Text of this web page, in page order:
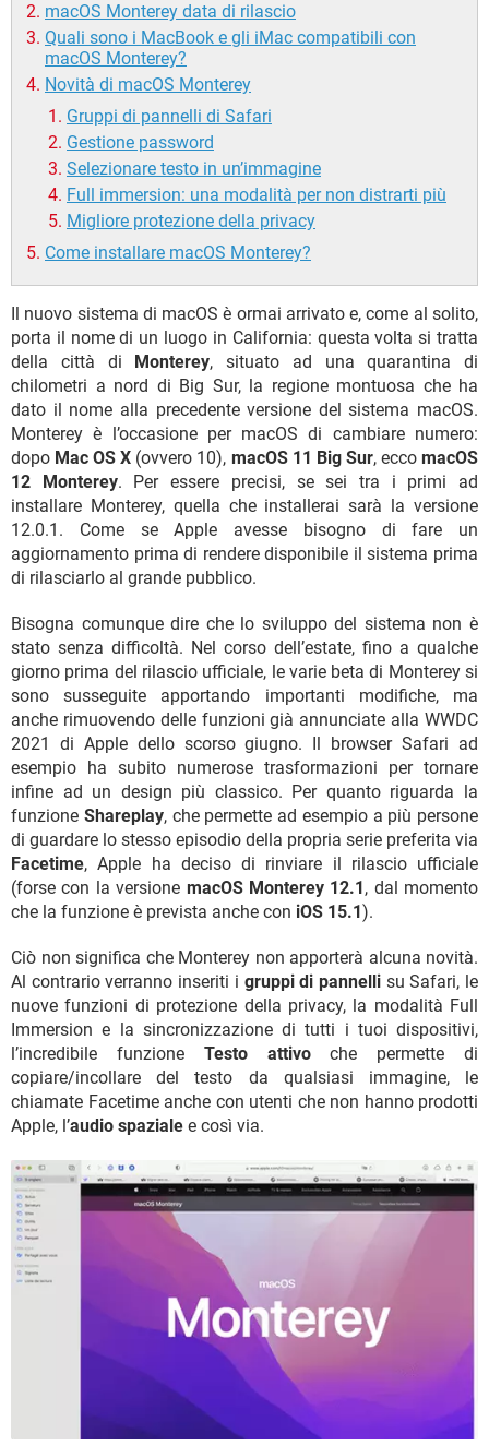
macOS Monterey data di rilascio
Quali sono i MacBook e gli iMac compatibili con
macOS Monterey?
Novità di macOS Monterey
Gruppi di pannelli di Safari
Gestione password
Selezionare testo in un’immagine
Full immersion: una modalità per non distrarti più
Migliore protezione della privacy
Come installare macOS Monterey?
Il nuovo sistema di macOS è ormai arrivato e, come al solito,
porta il nome di un luogo in California: questa volta si tratta
della città di Monterey, situato ad una quarantina di
chilometri a nord di Big Sur, la regione montuosa che ha
dato il nome alla precedente versione del sistema macOS.
Monterey è l’occasione per macOS di cambiare numero:
dopo Mac OS X (ovvero 10), macOS 11 Big Sur, eccomacOS
12 Monterey. Per essere precisi, se sei tra i primi ad
installare Monterey, quella che installerai sarà la versione
12.0.1. Come se Apple avesse bisogno di fare un
aggiornamento prima di rendere disponibile il sistema prima
di rilasciarlo al grande pubblico.
Bisogna comunque dire che lo sviluppo del sistema non è
stato senza difficoltà. Nel corso dell’estate, fino a qualche
giorno prima del rilascio ufficiale, le varie beta di Monterey si
sono susseguite apportando importanti modifiche, ma
anche rimuovendo delle funzioni già annunciate alla WWDC
2021 di Apple dello scorso giugno. Il browser Safari ad
esempio ha subito numerose trasformazioni per tornare
infine ad un design più classico. Per quanto riguarda la
funzione Shareplay, che permette ad esempio a più persone
di guardare lo stesso episodio della propria serie preferita via
Facetime, Apple ha deciso di rinviare il rilascio ufficiale
(forse con la versione macOS Monterey 12.1, dal momento
che la funzione è prevista anche con iOS 15.1).
Ciò non significa che Monterey non apporterà alcuna novità.
Al contrario verranno inseriti i gruppi di pannellisu Safari, le
nuove funzioni di protezione della privacy, la modalità Full
Immersion e la sincronizzazione di tutti i tuoi dispositivi,
l’incredibile funzione Testo attivoche permette di
copiare/incollare del testo da qualsiasi immagine, le
chiamate Facetime anche con utenti che non hanno prodotti
Apple, l’audio spaziale e così via.